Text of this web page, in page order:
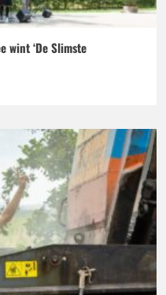
wint ‘De Slimste